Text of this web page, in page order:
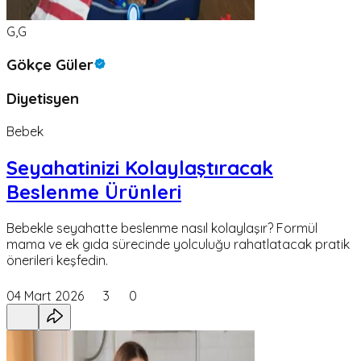
G,G
Gökçe Güler
Diyetisyen
Bebek
Seyahatinizi Kolaylaştıracak
Beslenme Ürünleri
Bebekle seyahatte beslenme nasıl kolaylaşır? Formül
mama ve ek gıda sürecinde yolculuğu rahatlatacak pratik
önerileri keşfedin.
04 Mart 2026 3 0